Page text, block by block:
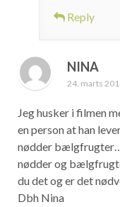
Reply
NINA
24. marts
Jeg husker i filmen
en person at han
nødder
nødder og
du det og er det
Dbh Nina